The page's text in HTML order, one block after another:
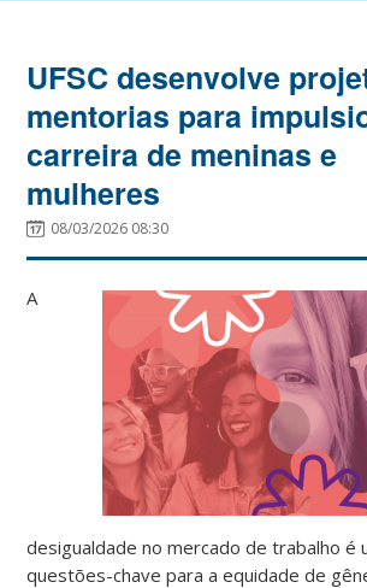
UFSC desenvolve
mentorias para
carreira de meninas e
mulheres
08/03/2026 08:30
A
desigualdade no mercado de trabalho é
questões-chave para a equidade de